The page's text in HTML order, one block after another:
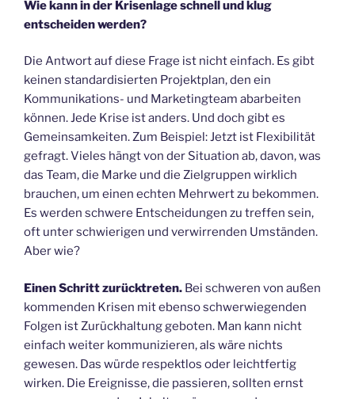
Wie kann in der Krisenlage schnell und klug
entscheiden werden?
Die Antwort auf diese Frage ist nicht einfach. Es gibt
keinen standardisierten Projektplan, den ein
Kommunikations- und Marketingteam abarbeiten
können. Jede Krise ist anders. Und doch gibt es
Gemeinsamkeiten. Zum Beispiel: Jetzt ist Flexibilität
gefragt. Vieles hängt von der Situation ab, davon, was
das Team, die Marke und die Zielgruppen wirklich
brauchen, um einen echten Mehrwert zu bekommen.
Es werden schwere Entscheidungen zu treffen sein,
oft unter schwierigen und verwirrenden Umständen.
Aber wie?
Einen Schritt zurücktreten. Bei schweren von außen
kommenden Krisen mit ebenso schwerwiegenden
Folgen ist Zurückhaltung geboten. Man kann nicht
einfach weiter kommunizieren, als wäre nichts
gewesen. Das würde respektlos oder leichtfertig
wirken. Die Ereignisse, die passieren, sollten ernst